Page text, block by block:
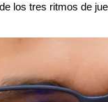
los tres ritmos de